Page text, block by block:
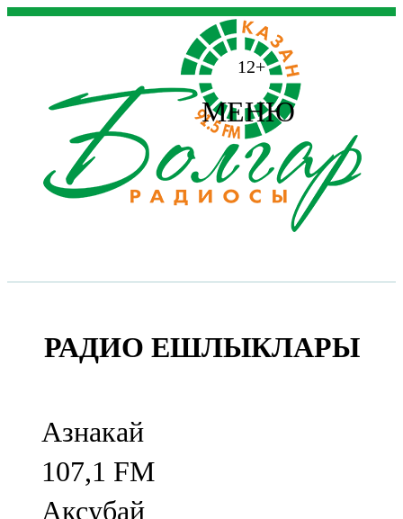
12+
МЕНЮ
РАДИО ЕШЛЫКЛАРЫ
Азнакай
107,1 FM
Аксубай